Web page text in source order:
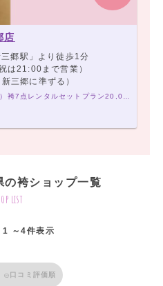
店
郷駅」より徒歩1分
21:00まで営業）
三郷に準ずる）
の袴ショップ一覧
list
1 ～4件表示
口コミ評価順